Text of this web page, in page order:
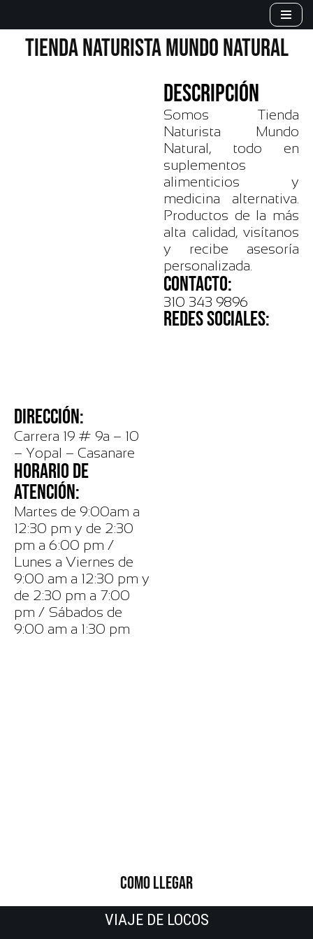
Saltar
TIENDA NATURISTA MUNDO NATURAL
DESCRIPCIÓN
Somos Tienda
Naturista Mundo
Natural, todo en
suplementos
alimenticios y
medicina alternativa.
Productos de la más
alta calidad, visítanos
y recibe asesoría
personalizada.
CONTACTO:
310 343 9896
REDES SOCIALES:
DIRECCIÓN:
Carrera 19 # 9a – 10
– Yopal – Casanare
HORARIO DE
ATENCIÓN:
Martes de 9:00am a
12:30 pm y de 2:30
pm a 6:00 pm /
Lunes a Viernes de
9:00 am a 12:30 pm y
de 2:30 pm a 7:00
pm / Sábados de
9:00 am a 1:30 pm
COMO LLEGAR
VIAJE DE LOCOS